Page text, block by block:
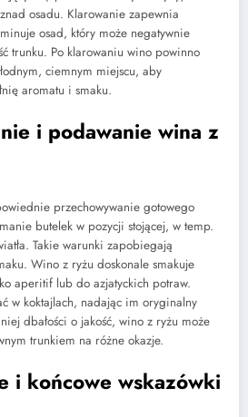
osadu. Klarowanie zapewnia
osad, który może negatywnie
trunku. Po klarowaniu wino powinno
ciemnym miejscu, aby
aromatu i smaku.
i podawanie wina z
przechowywanie gotowego
butelek w pozycji stojącej, w temp.
Takie warunki zapobiegają
Wino z ryżu doskonale smakuje
aperitif lub do azjatyckich potraw.
w koktajlach, nadając im oryginalny
dbałości o jakość, wino z ryżu może
trunkiem na różne okazje.
i końcowe wskazówki